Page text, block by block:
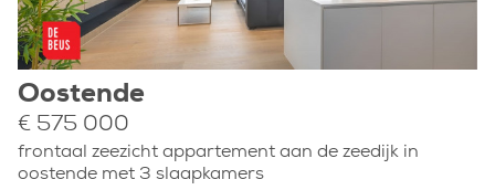
Oostende
€ 575 000
frontaal zeezicht appartement aan de zeedijk in
oostende met 3 slaapkamers